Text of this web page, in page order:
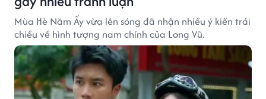
Mùa Hè Năm Ấy vừa lên sóng đã nhận nhiều ý kiến trái
chiều về hình tượng nam chính của Long Vũ.